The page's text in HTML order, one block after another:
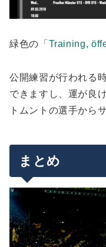
緑色の 「Training,
公開練習が行われる
できますし、運が良
トムントの選手から
まとめ